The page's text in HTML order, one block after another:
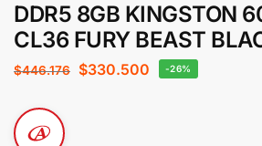
DDR5 8GB KINGSTON
CL36 FURY BEAST
$446.176 $330.500 -26%